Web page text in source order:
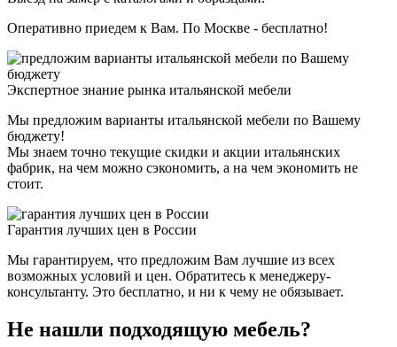
Оперативно приедем к Вам. По Москве - бесплатно!
Экспертное знание рынка итальянской мебели
Мы предложим варианты итальянской мебели по Вашему
бюджету!
Мы знаем точно текущие скидки и акции итальянских
фабрик, на чем можно сэкономить, а на чем экономить не
стоит.
Гарантия лучших цен в России
Мы гарантируем, что предложим Вам лучшие из всех
возможных условий и цен. Обратитесь к менеджеру-
консультанту. Это бесплатно, и ни к чему не обязывает.
Не нашли подходящую мебель?